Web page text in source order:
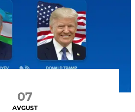
07
AVGUST